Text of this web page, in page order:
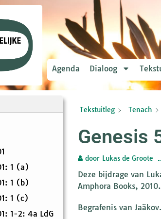
Agenda Dialoog
1 (a)
1 (b)
1 (c)
1-2: 4a LdG
Tekstuitleg Tenach
Genesis
door Lukas de Groote
Deze bijdrage van
Amphora Books, 2010.
Begrafenis van